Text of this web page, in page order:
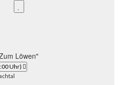
Löwen"
Uhr)